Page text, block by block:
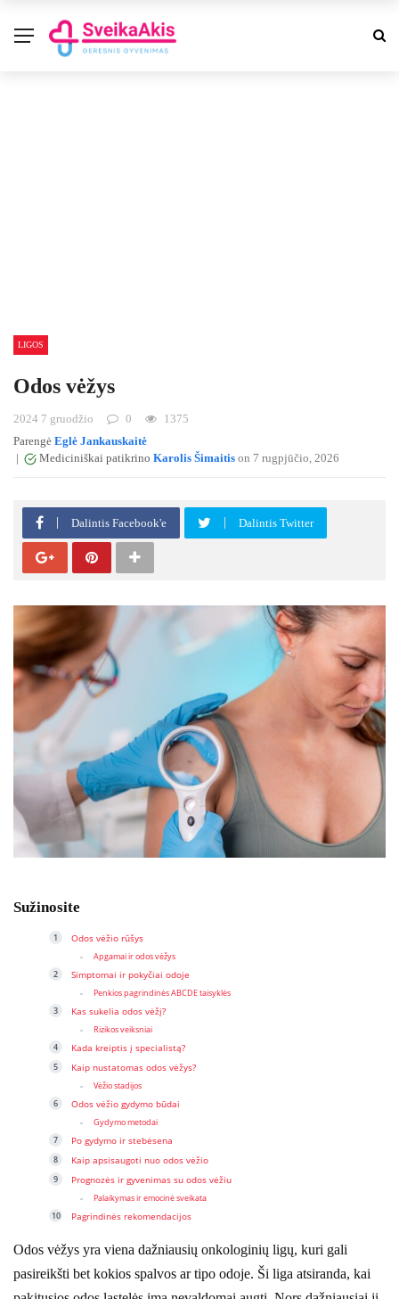
LIGOS
Odos vėžys
2024 7 gruodžio 0
1375
Parengė Eglė Jankauskaitė
|
Mediciniškai patikrino Karolis Šimaitis on 7 rugpjūčio, 2026
Dalintis Facebook'e Dalintis Twitter
Sužinosite
Odos vėžio rūšys
Apgamai ir odos vėžys
Simptomai ir pokyčiai odoje
Penkios pagrindinės ABCDE taisyklės
Kas sukelia odos vėžį?
Rizikos veiksniai
Kada kreiptis į specialistą?
Kaip nustatomas odos vėžys?
Vėžio stadijos
Odos vėžio gydymo būdai
Gydymo metodai
Po gydymo ir stebėsena
Kaip apsisaugoti nuo odos vėžio
Prognozės ir gyvenimas su odos vėžiu
Palaikymas ir emocinė sveikata
Pagrindinės rekomendacijos
Odos vėžys yra viena dažniausių onkologinių ligų, kuri gali
pasireikšti bet kokios spalvos ar tipo odoje. Ši liga atsiranda, kai